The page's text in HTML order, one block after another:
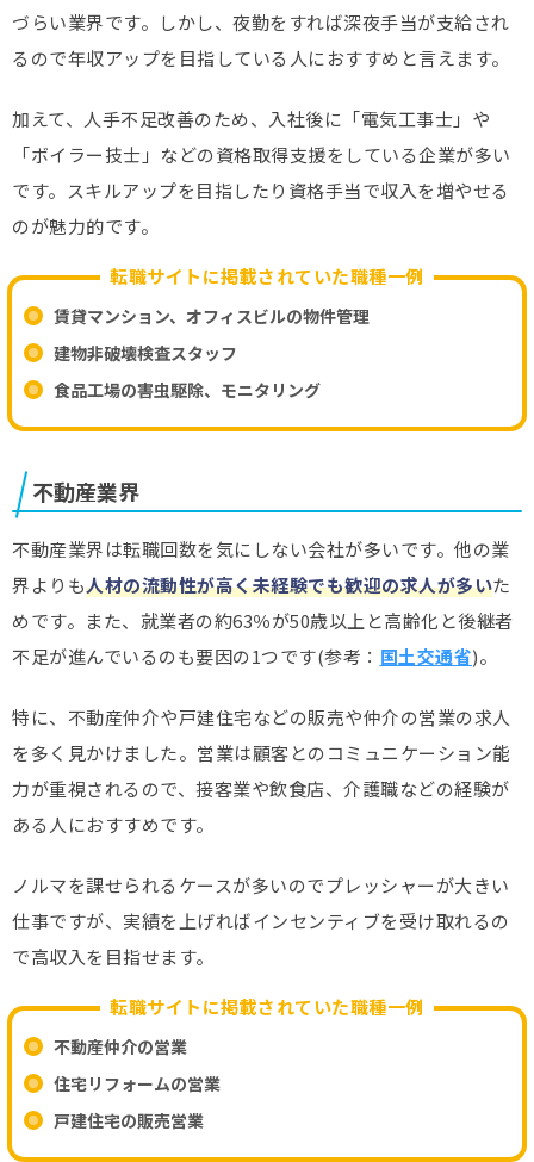
づらい業界です。しかし、夜勤をすれば深夜手当が支給され
るので年収アップを目指している人におすすめと言えます。
加えて、人手不足改善のため、入社後に「電気工事士」や
「ボイラー技士」などの資格取得支援をしている企業が多い
です。スキルアップを目指したり資格手当で収入を増やせる
のが魅力的です。
転職サイトに掲載されていた職種一例
賃貸マンション、オフィスビルの物件管理
建物非破壊検査スタッフ
食品工場の害虫駆除、モニタリング
不動産業界
不動産業界は転職回数を気にしない会社が多いです。他の業
界よりも人材の流動性が高く未経験でも歓迎の求人が多いた
めです。また、就業者の約63％が50歳以上と高齢化と後継者
不足が進んでいるのも要因の1つです(参考： 国土交通省)。
特に、不動産仲介や戸建住宅などの販売や仲介の営業の求人
を多く見かけました。営業は顧客とのコミュニケーション能
力が重視されるので、接客業や飲食店、介護職などの経験が
ある人におすすめです。
ノルマを課せられるケースが多いのでプレッシャーが大きい
仕事ですが、実績を上げればインセンティブを受け取れるの
で高収入を目指せます。
転職サイトに掲載されていた職種一例
不動産仲介の営業
住宅リフォームの営業
戸建住宅の販売営業